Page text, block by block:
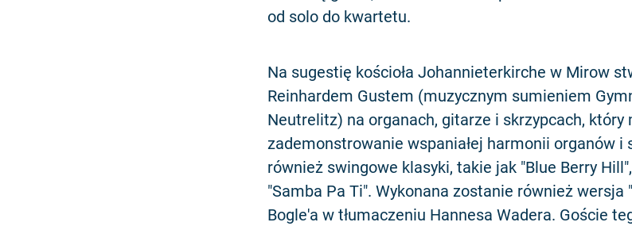
od solo do kwartetu.
Na sugestię kościoła Johannieterkirche w Mirow
Reinhardem Gustem (muzycznym sumieniem
Neutrelitz) na organach, gitarze i skrzypcach, który
zademonstrowanie wspaniałej harmonii organów i
również swingowe klasyki, takie jak "Blue Berry
"Samba Pa Ti". Wykonana zostanie również wersja
Bogle'a w tłumaczeniu Hannesa Wadera. Goście